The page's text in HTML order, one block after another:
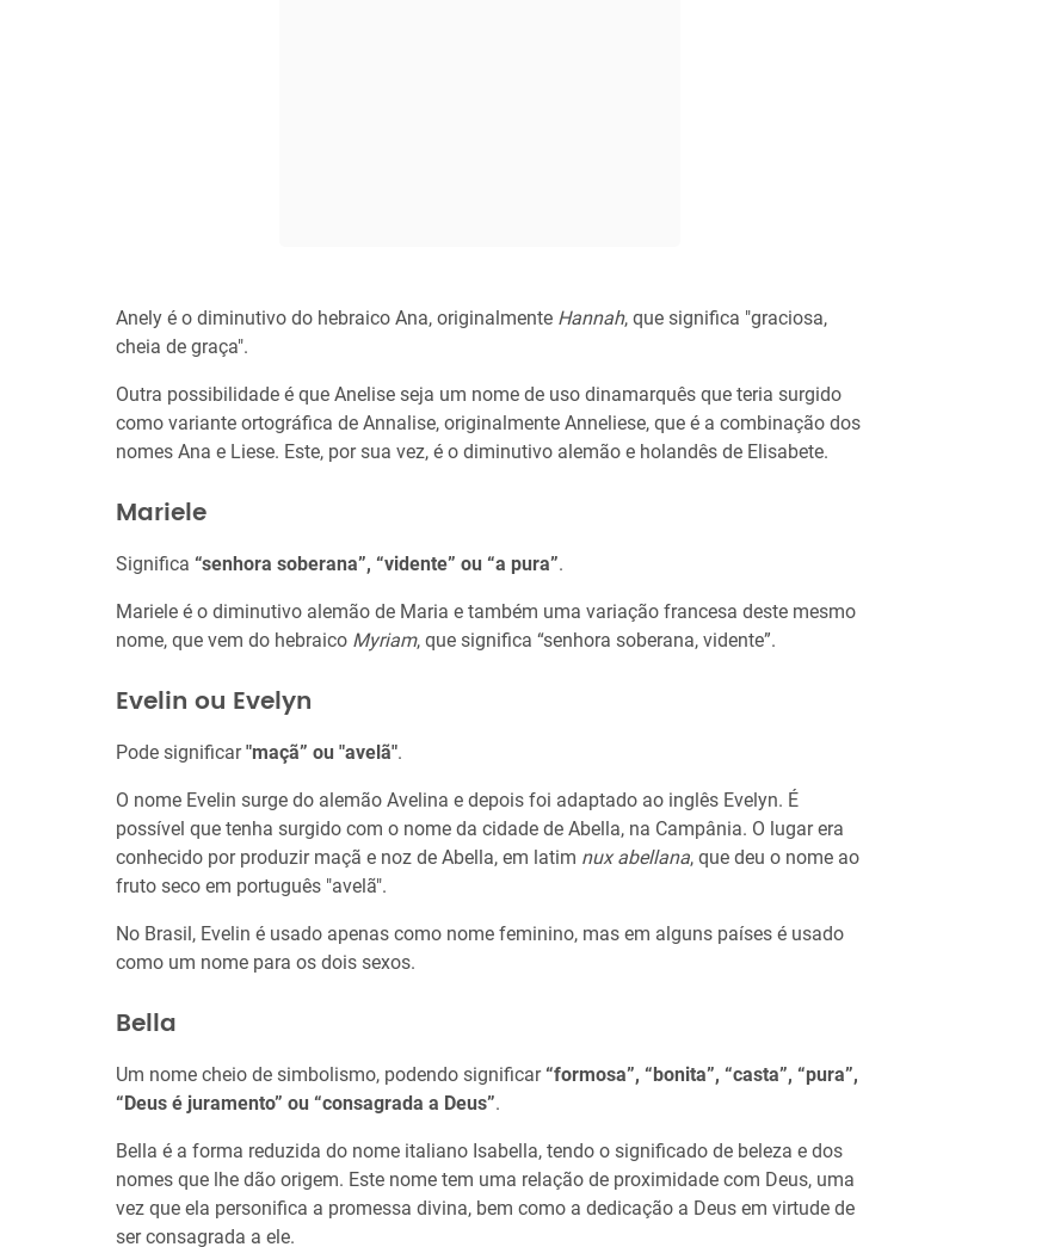
Anely é o diminutivo do hebraico Ana, originalmente Hannah, que significa "graciosa,
cheia de graça".
Outra possibilidade é que Anelise seja um nome de uso dinamarquês que teria surgido
como variante ortográfica de Annalise, originalmente Anneliese, que é a combinação dos
nomes Ana e Liese. Este, por sua vez, é o diminutivo alemão e holandês de Elisabete.
Mariele
Significa “senhora soberana”, “vidente” ou “a pura”.
Mariele é o diminutivo alemão de Maria e também uma variação francesa deste mesmo
nome, que vem do hebraico Myriam, que significa “senhora soberana, vidente”.
Evelin ou Evelyn
Pode significar"maçã” ou "avelã".
O nome Evelin surge do alemão Avelina e depois foi adaptado ao inglês Evelyn. É
possível que tenha surgido com o nome da cidade de Abella, na Campânia. O lugar era
conhecido por produzir maçã e noz de Abella, em latim nux abellana, que deu o nome ao
fruto seco em português "avelã".
No Brasil, Evelin é usado apenas como nome feminino, mas em alguns países é usado
como um nome para os dois sexos.
Bella
Um nome cheio de simbolismo, podendo significar “formosa”, “bonita”, “casta”, “pura”,
“Deus é juramento” ou “consagrada a Deus”.
Bella é a forma reduzida do nome italiano Isabella, tendo o significado de beleza e dos
nomes que lhe dão origem. Este nome tem uma relação de proximidade com Deus, uma
vez que ela personifica a promessa divina, bem como a dedicação a Deus em virtude de
ser consagrada a ele.